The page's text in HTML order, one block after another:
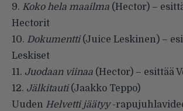
9. Koko hela maailma (Hector) –
Hectorit
10. Dokumentti(Juice Leskinen) –
Leskiset
11. Juodaan viinaa (Hector) – esittää
12. Jälkitauti(Jaakko Teppo)
Uuden Helvetti jäätyy-